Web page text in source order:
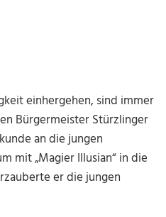
einhergehen, sind immer
Bürgermeister Stürzlinger
an die jungen
mit „Magier Illusian“ in die
er die jungen